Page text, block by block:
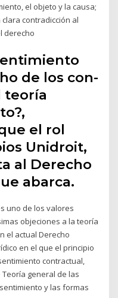
el objeto y la causa;
contradicción al
derecho
de los con-
teoría
el rol
Unidroit,
al Derecho
abarca.
uno de los valores
objeciones a la teoría
el actual Derecho
en el que el principio
contractual,
general de las
y las formas